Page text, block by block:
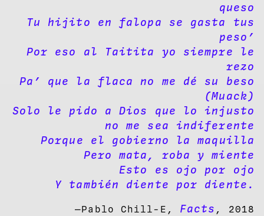
queso
Tu hijito en falopa se gasta tus
peso’
Por eso al Taitita yo siempre le
rezo
Pa’ que la flaca no me dé su beso
(Muack)
Solo le pido a Dios que lo injusto
no me sea indiferente
Porque el gobierno la maquilla
Pero mata, roba y miente
Esto es ojo por ojo
Y también diente por diente.
—Pablo Chill-E, Facts , 2018